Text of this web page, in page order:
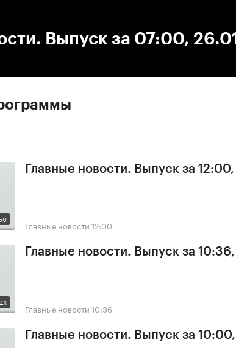
Выпуск за 07:00,
Главные новости. Выпуск за
Главные новости 12:00
Главные новости. Выпуск за
Главные новости 10:36
Главные новости. Выпуск за